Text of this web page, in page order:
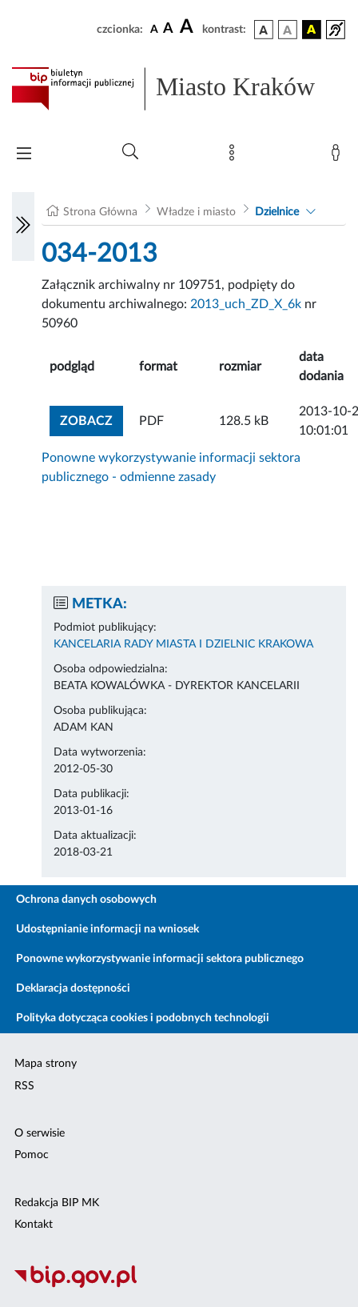
czcionka: A A A kontrast:
Miasto Kraków
Strona Główna Władze i miasto Dzielnice
034-2013
Załącznik archiwalny nr 109751, podpięty do
dokumentu archiwalnego: 2013_uch_ZD_X_6k nr
50960
podgląd format rozmiar
data
dodania
ZOBACZZOBACZ ZAŁĄCZNIK
PDF 128.5 kB
2013-10-
10:01:01
Ponowne wykorzystywanie informacji sektora
publicznego - odmienne zasady
METKA:
Podmiot publikujący:
KANCELARIA RADY MIASTA I DZIELNIC KRAKOWA
Osoba odpowiedzialna:
BEATA KOWALÓWKA - DYREKTOR KANCELARII
Osoba publikująca:
ADAM KAN
Data wytworzenia:
2012-05-30
Data publikacji:
2013-01-16
Data aktualizacji:
2018-03-21
Ochrona danych osobowych
Udostępnianie informacji na wniosek
Ponowne wykorzystywanie informacji sektora publicznego
Deklaracja dostępności
Polityka dotycząca cookies i podobnych technologii
Mapa strony
RSS
O serwisie
Pomoc
Redakcja BIP MK
Kontakt